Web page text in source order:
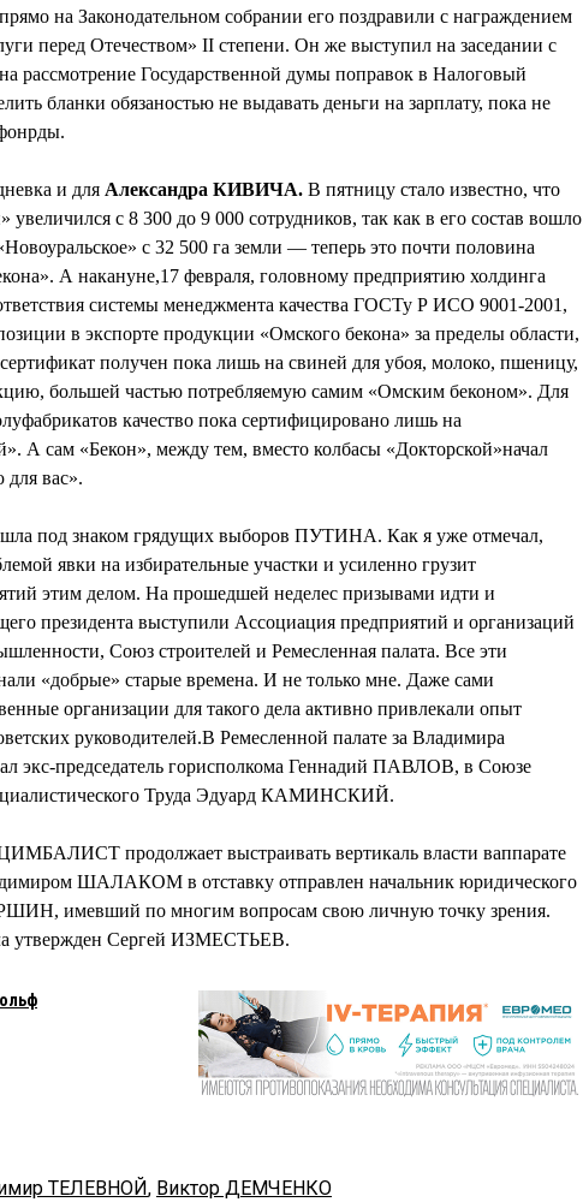
на Законодательном собрании его поздравили с награждением
перед Отечеством» II степени. Он же выступил на заседании с
рассмотрение Государственной думы поправок в Налоговый
бланки обязаностью не выдавать деньги на зарплату, пока не
и для Александра КИВИЧА. В пятницу стало известно, что
с 8 300 до 9 000 сотрудников, так как в его состав вошло
с 32 500 га земли — теперь это почти половина
А накануне,17 февраля, головному предприятию холдинга
системы менеджмента качества ГОСТу Р ИСО 9001-2001,
в экспорте продукции «Омского бекона» за пределы области,
получен пока лишь на свиней для убоя, молоко, пшеницу,
большей частью потребляемую самим «Омским беконом». Для
качество пока сертифицировано лишь на
А сам «Бекон», между тем, вместо колбасы «Докторской»начал
вас».
под знаком грядущих выборов ПУТИНА. Как я уже отмечал,
явки на избирательные участки и усиленно грузит
этим делом. На прошедшей неделес призывами идти и
президента выступили Ассоциация предприятий и организаций
Союз строителей и Ремесленная палата. Все эти
«добрые» старые времена. И не только мне. Даже сами
организации для такого дела активно привлекали опыт
руководителей.В Ремесленной палате за Владимира
экс-председатель горисполкома Геннадий ПАВЛОВ, в Союзе
Труда Эдуард КАМИНСКИЙ.
продолжает выстраивать вертикаль власти ваппарате
ШАЛАКОМ в отставку отправлен начальник юридического
имевший по многим вопросам свою личную точку зрения.
утвержден Сергей ИЗМЕСТЬЕВ.
ТЕЛЕВНОЙ, Виктор ДЕМЧЕНКО